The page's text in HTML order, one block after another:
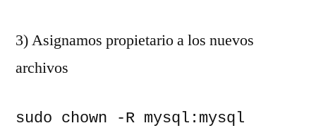
3) Asignamos propietario a los nuevos
archivos
sudo chown -R mysql:mysql